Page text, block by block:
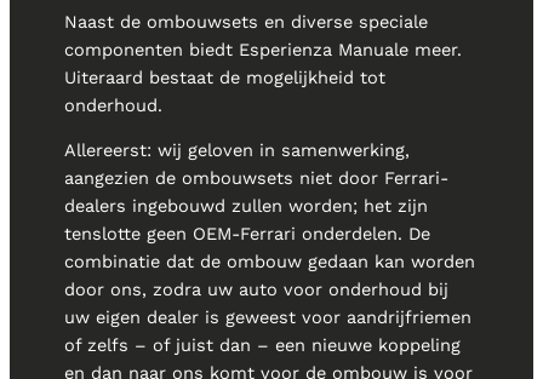
Naast de ombouwsets en diverse speciale
componenten biedt Esperienza Manuale meer.
Uiteraard bestaat de mogelijkheid tot
onderhoud.
Allereerst: wij geloven in samenwerking,
aangezien de ombouwsets niet door Ferrari-
dealers ingebouwd zullen worden; het zijn
tenslotte geen OEM-Ferrari onderdelen. De
combinatie dat de ombouw gedaan kan worden
door ons, zodra uw auto voor onderhoud bij
uw eigen dealer is geweest voor aandrijfriemen
of zelfs – of juist dan – een nieuwe koppeling
en dan naar ons komt voor de ombouw is voor